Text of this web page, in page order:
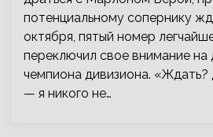
потенциальному сопернику
октября, пятый номер
переключил свое внимание на
чемпиона дивизиона. «Ждать?
— я никого не…